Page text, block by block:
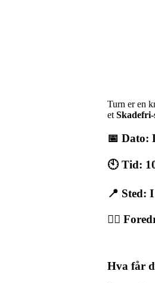
Turn er en
et
📅 Dato:
🕙 Tid:
📍 Sted:
👩‍⚕️
Hva får